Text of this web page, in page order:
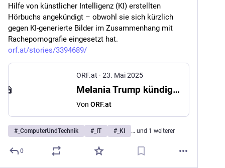
Hilfe von künstlicher Intelligenz (KI) erstellten
Hörbuchs angekündigt – obwohl sie sich kürzlich
gegen KI-generierte Bilder im Zusammenhang mit
Rachepornografie eingesetzt hat.
orf.at/stories/3394689/
ORF.at · 23. Mai 2025
Melania Trump kündigt KI-Hörbuch an
Von ORF.at
# _ComputerUndTechnik # _IT # _KI … und 1 weiterer
0